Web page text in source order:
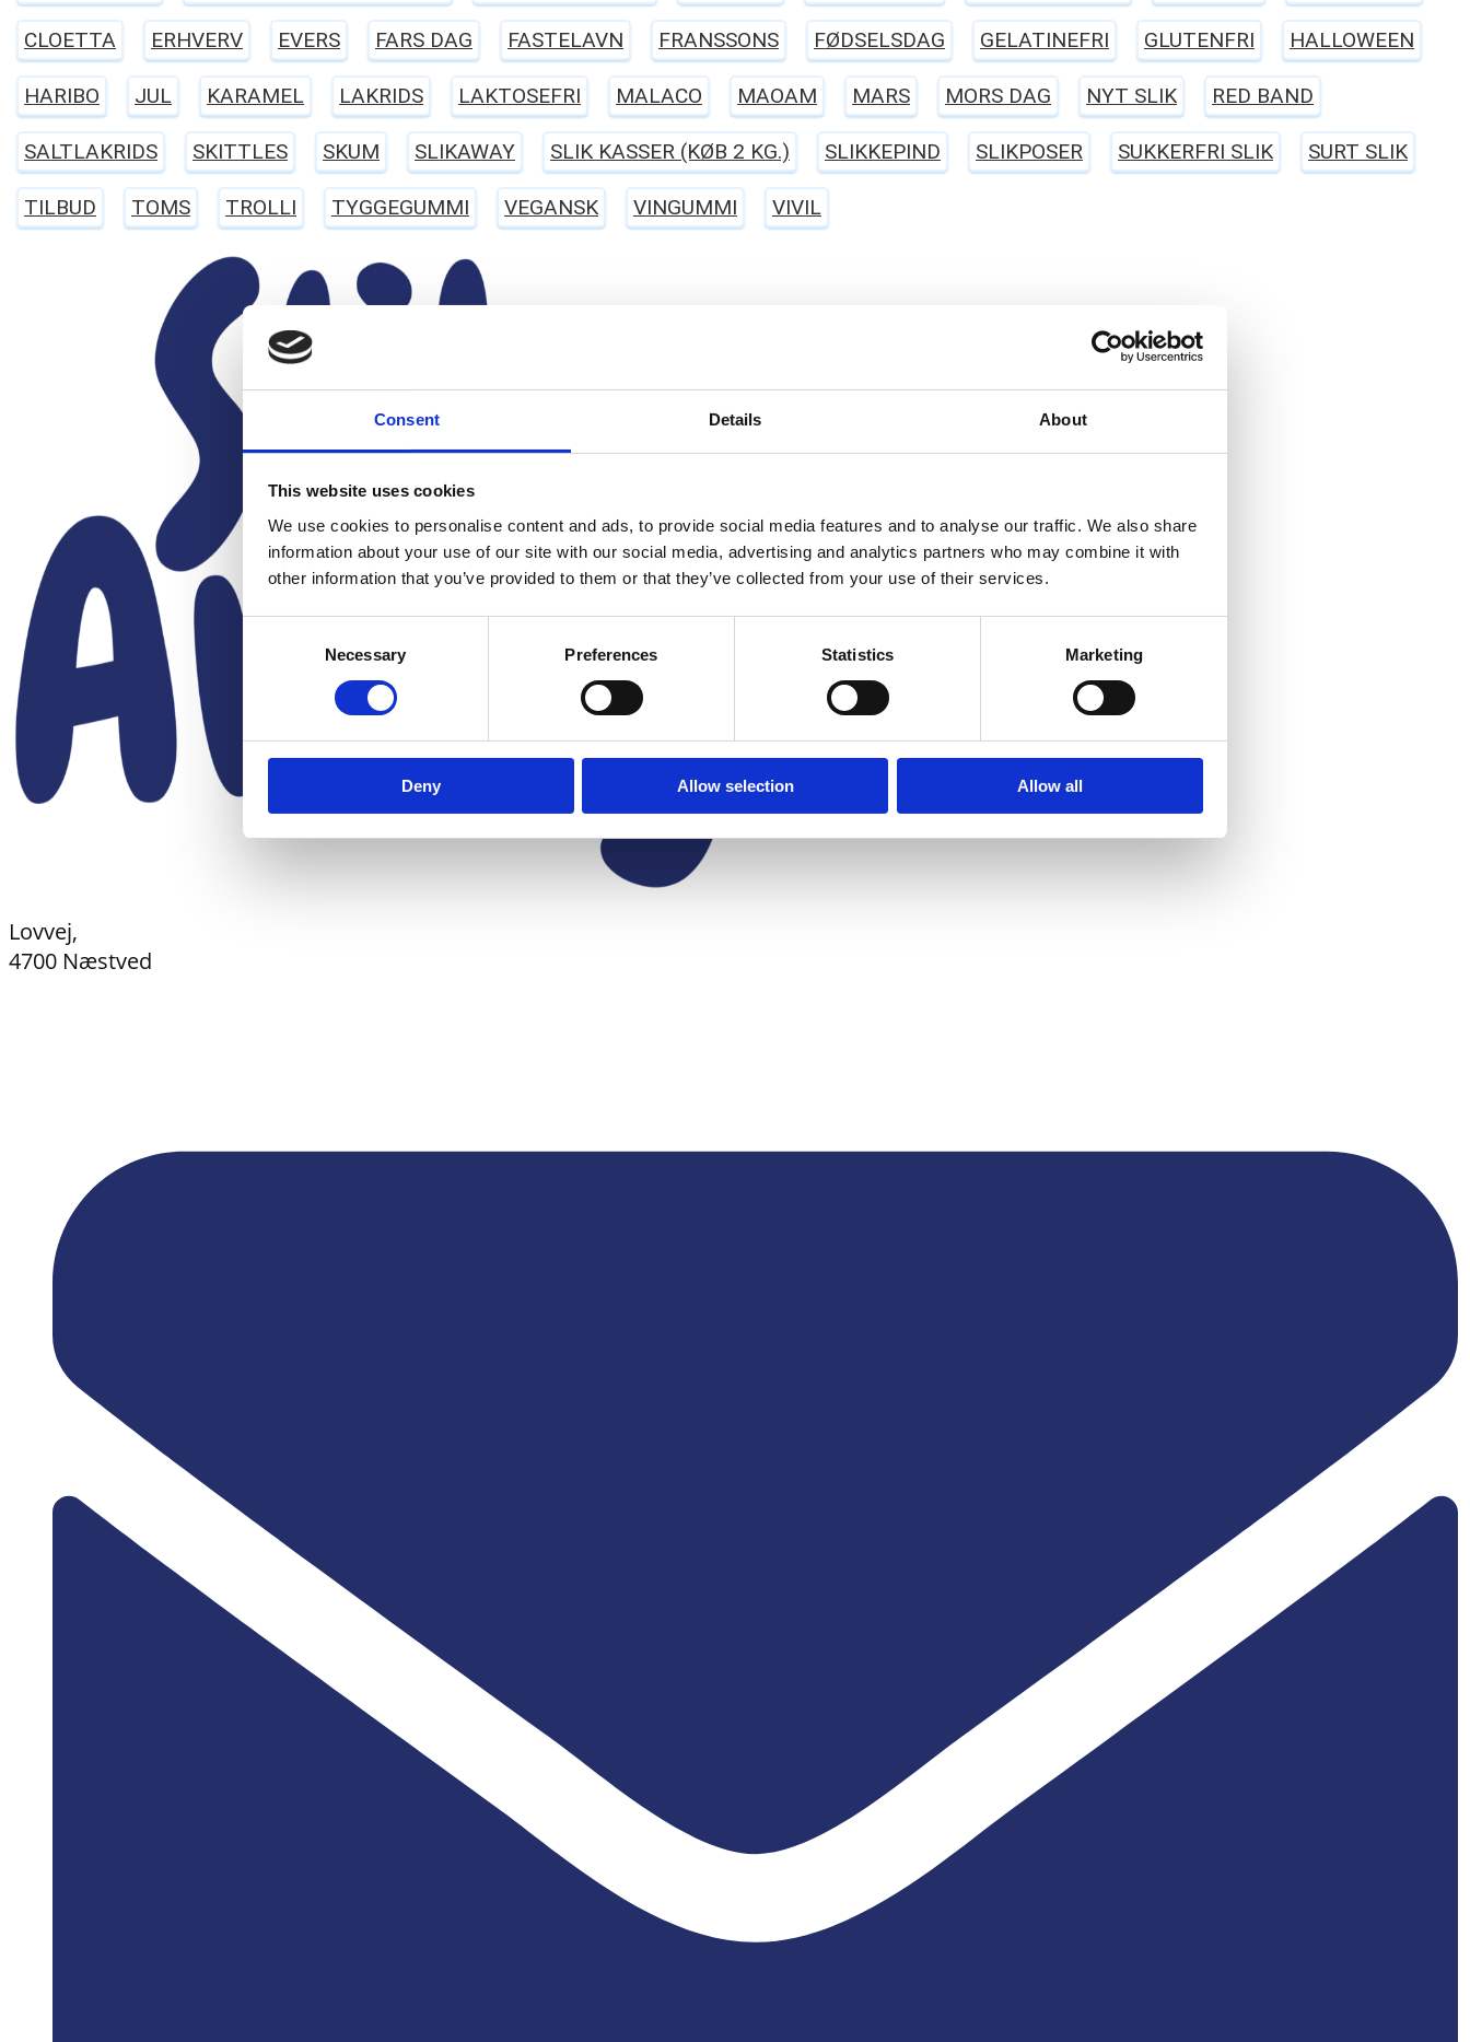
Consent Details About
This website uses cookies
We use cookies to personalise content and ads, to provide social media features and to analyse our traffic. We also share
information about your use of our site with our social media, advertising and analytics partners who may combine it with
other information that you’ve provided to them or that they’ve collected from your use of their services.
Necessary Preferences Statistics Marketing
Deny Allow selection Allow all
CLOETTA ERHVERV EVERS FARS DAG FASTELAVN FRANSSONS FØDSELSDAG GELATINEFRI GLUTENFRI HALLOWEEN
HARIBO JUL KARAMEL LAKRIDS LAKTOSEFRI MALACO MAOAM MARS MORS DAG NYT SLIK RED BAND
SALTLAKRIDS SKITTLES SKUM SLIKAWAY SLIK KASSER (KØB 2 KG.) SLIKKEPIND SLIKPOSER SUKKERFRI SLIK SURT SLIK
TILBUD TOMS TROLLI TYGGEGUMMI VEGANSK VINGUMMI VIVIL
Lovvej,
4700 Næstved